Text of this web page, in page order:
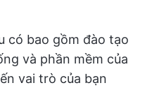
có bao gồm đào tạo
và phần mềm của
vai trò của bạn